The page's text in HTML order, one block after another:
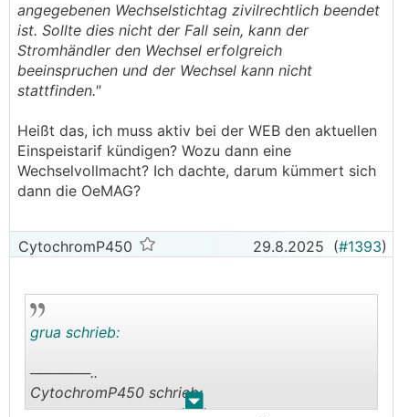
angegebenen Wechselstichtag zivilrechtlich beendet
ist. Sollte dies nicht der Fall sein, kann der
Stromhändler den Wechsel erfolgreich
beeinspruchen und der Wechsel kann nicht
stattfinden."
Heißt das, ich muss aktiv bei der WEB den aktuellen
Einspeistarif kündigen? Wozu dann eine
Wechselvollmacht? Ich dachte, darum kümmert sich
dann die OeMAG?
CytochromP450 29.8.2025 (#1393)
. .
grua schrieb:
──────..
CytochromP450 schrieb: